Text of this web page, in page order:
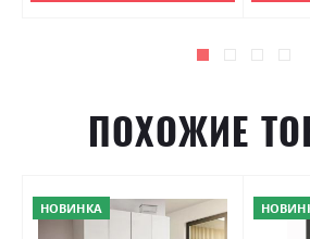
ПОХОЖИЕ
НОВИНКА